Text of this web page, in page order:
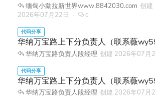
缅甸小勐拉新世界www.8842030.com 创建
2026年07月22日
0
华纳万宝路上下分负责人（联系薇
华纳万宝路负责人段经理 创建 2026年07月
华纳万宝路上下分负责人（联系薇
华纳万宝路负责人段经理 创建 2026年07月